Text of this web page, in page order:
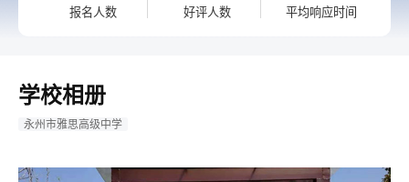
报名人数 好评人数 平均响应时间
学校相册
永州市雅思高级中学